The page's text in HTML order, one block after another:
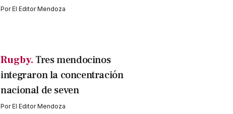
PorEl Editor Mendoza
Rugby. Tres mendocinos
integraron la concentración
nacional de seven
PorEl Editor Mendoza